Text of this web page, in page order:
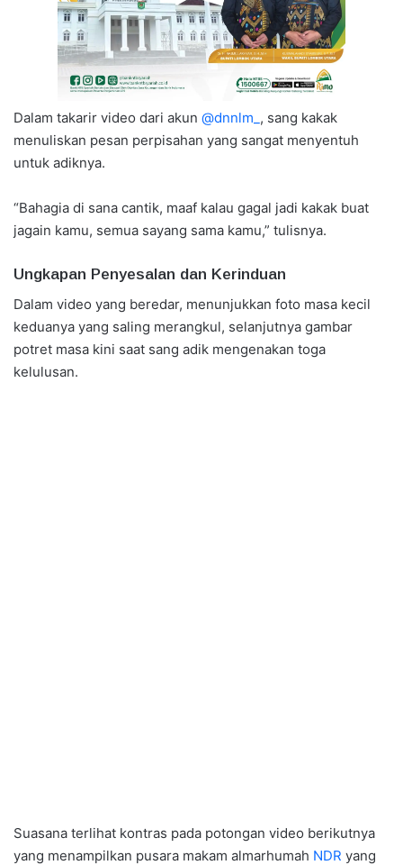
Dalam takarir video dari akun @dnnlm_ , sang kakak
menuliskan pesan perpisahan yang sangat menyentuh
untuk adiknya.
“Bahagia di sana cantik, maaf kalau gagal jadi kakak buat
jagain kamu, semua sayang sama kamu,” tulisnya.
Ungkapan Penyesalan dan Kerinduan
Dalam video yang beredar, menunjukkan foto masa kecil
keduanya yang saling merangkul, selanjutnya gambar
potret masa kini saat sang adik mengenakan toga
kelulusan.
Suasana terlihat kontras pada potongan video berikutnya
yang menampilkan pusara makam almarhumah NDR yang